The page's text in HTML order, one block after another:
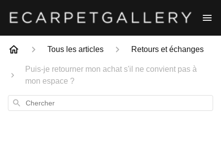
Tous les articles Retours et échanges
Puis-je retourner mon achat s'il ne convient pas à
mon espace ?
Chercher